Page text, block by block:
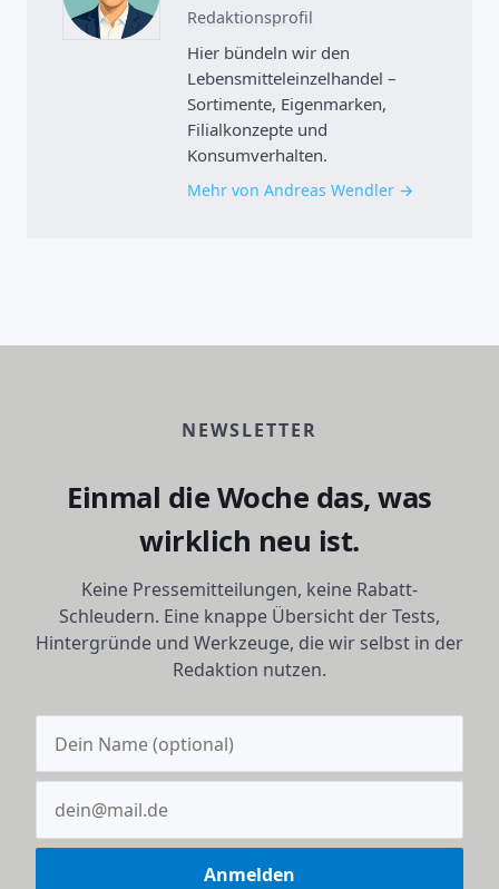
Redaktionsprofil
Hier bündeln wir den
Lebensmitteleinzelhandel –
Sortimente, Eigenmarken,
Filialkonzepte und
Konsumverhalten.
Mehr von Andreas Wendler
NEWSLETTER
Einmal die Woche das, was
wirklich neu ist.
Keine Pressemitteilungen, keine Rabatt-
Schleudern. Eine knappe Übersicht der Tests,
Hintergründe und Werkzeuge, die wir selbst in der
Redaktion nutzen.
Anmelden